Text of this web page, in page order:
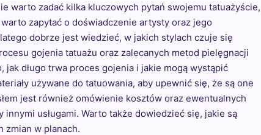
warto zadać kilka kluczowych pytań swojemu tatuażyście,
zapytać o doświadczenie artysty oraz jego
dobrze jest wiedzieć, w jakich stylach czuje się
gojenia tatuażu oraz zalecanych metod pielęgnacji
długo trwa proces gojenia i jakie mogą wystąpić
używane do tatuowania, aby upewnić się, że są one
jest również omówienie kosztów oraz ewentualnych
usługami. Warto także dowiedzieć się, jakie są
zmian w planach.